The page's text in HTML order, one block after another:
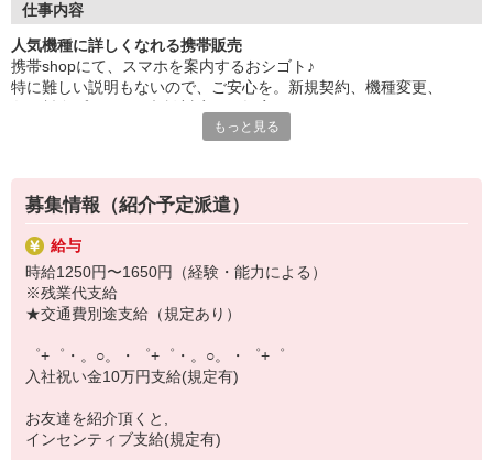
ずっと先まで役に立ちます！
丁寧な研修もあるので、
みなさんから働きやすいと好評です♪
最新アプリ事情やお得なプラン、
スマホの裏ワザを学べるチャンス♪
￣￣￣￣￣￣￣￣￣￣￣
▼オフィスワーク
事務、経理、データ入力、コールセンター、受付
▼工場・製造・軽作業系
機械/食品製造・梱包・仕分け・加工・組立・検査
▼美容系
眉毛サロンのアイブロウ・ネイリスト・エステ
▼営業・販売
法人営業・アパレル販売・個別指導塾・人材紹介
▼人気案件も多数♪
短期・期間限定・オープニング・官公庁案件
上場/優良/大手企業など
【スマホ面接実施中】
仕事内容
人気機種に詳しくなれる携帯販売
携帯shopにて、スマホを案内するおシゴト♪
特に難しい説明もないので、ご安心を。新規契約、機種変更、
満足度◎
■携帯やインターネット販売業務
docomo(ドコモ)/au(エーユー)・KDDI/softbank(ソフトバンク)など
の大手キャリアから
ワイモバイル(Y!mobille)、楽天モバイル、UQなど格安スマホまで幅
広く紹介可能♪
もっと見る
募集情報（紹介予定派遣）
給与
時給1250円〜1650円（経験・能力による）
※残業代支給
★交通費別途支給（規定あり）
゜+゜・。○。・゜+゜・。○。・゜+゜
入社祝い金10万円支給(規定有)
お友達を紹介頂くと,
インセンティブ支給(規定有)